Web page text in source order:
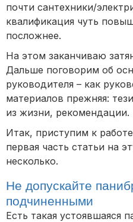
почти сантехники/
квалификация чуть
посложнее.
На этом заканчиваю
Дальше поговорим об
руководителя – как
материалов прежняя:
из жизни, рекомендации.
Итак, приступим к
первая часть статьи на
несколько.
Не допускайте
подчиненными
Есть такая устоявшаяся